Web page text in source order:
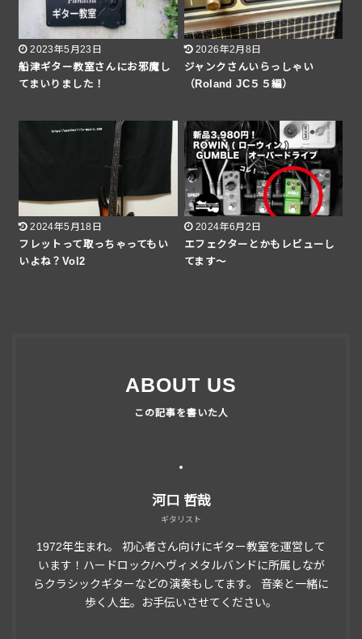
2023年5月23日
船津ギター教室さんにお邪魔し
てまいりました！
2026年2月8日
ジャンクさんいらっしゃい
（Roland JC５５編）
2024年5月18日
フレットって取っちゃってもい
いよね？Vol2
2024年6月2日
エフェクターとかもレビューし
てます〜
ABOUT US
河口 哲哉
ギタリスト
1972年生まれ。 初心者さん向けにギター教室を運営して
います！ハードロック/ヘヴィメタルバンドに所属しなが
らクラシックギターなどの演奏もしてます。 音楽と一緒に
歩く人生。お手伝いさせてください。